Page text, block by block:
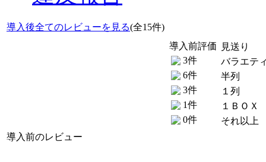
導入後全てのレビューを見る(全15件)
導入前評価
3件
6件
3件
1件
0件
見送り
バラエテ
半列
１列
１ＢＯＸ
それ以上
導入前のレビュー